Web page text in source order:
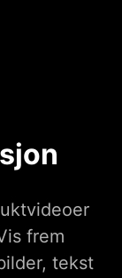
frem
tekst